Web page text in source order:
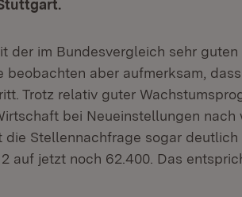
der im Bundesvergleich sehr
beobachten aber aufmerksam,
Trotz relativ guter
bei Neueinstellungen nach
die Stellennachfrage sogar
auf jetzt noch 62.400. Das